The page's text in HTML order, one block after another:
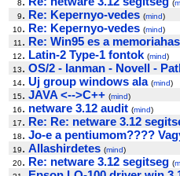
8
(
9. Re: Kepernyo-vedes (mind)
10. Re: Kepernyo-vedes (mind)
11 . Re: Win95 es a
12. Latin-2 Type-1 fontok (mind)
13. OS/2 - lanman - Novell -
14. Uj group windows ala (mind)
15. JAVA <-->C++ (mind)
16. netware 3.12 audit (mind)
17. Re: Re: netware 3.12
18. Jo-e a pentiumom????
19. Allashirdetes (mind)
20. Re: netware 3.12 segitseg (